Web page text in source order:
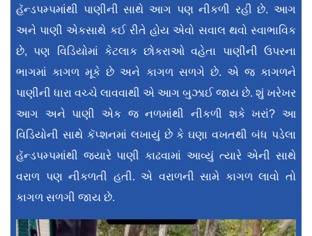
હૅન્ડપમ્પમાંથી પાણીની સાથે આગ પણ નીકળી રહી છે. આગ
અને પાણી એકસાથે કઈ રીતે હોય એવો સવાલ થવો સ્વાભાવિક
છે, પણ વિડિયોમાં કેટલાક છોકરાઓ વહેતા પાણીની ઉપરના
ભાગમાં કાગળ મૂકે છે અને કાગળ સળગે છે. એ જ કાગળને
પાણીની ધારા વચ્ચે લાવવાથી એ આગ બુઝાઈ જાય છે. શું ખરેખર
આગ અને પાણી એક જ નળમાંથી નીકળી શકે ખરાં? આ
વિડિયોની સાથે કૅપ્શનમાં લખાયું છે કે ઘણા વખતથી બંધ પડેલા
હૅન્ડપમ્પમાંથી જ્યારે પાણી કાઢવામાં આવ્યું ત્યારે એની સાથે
વરાળ પણ નીકળતી હતી. એ વરાળની સામે કાગળ લાવો તો
કાગળ સળગી જાય છે.